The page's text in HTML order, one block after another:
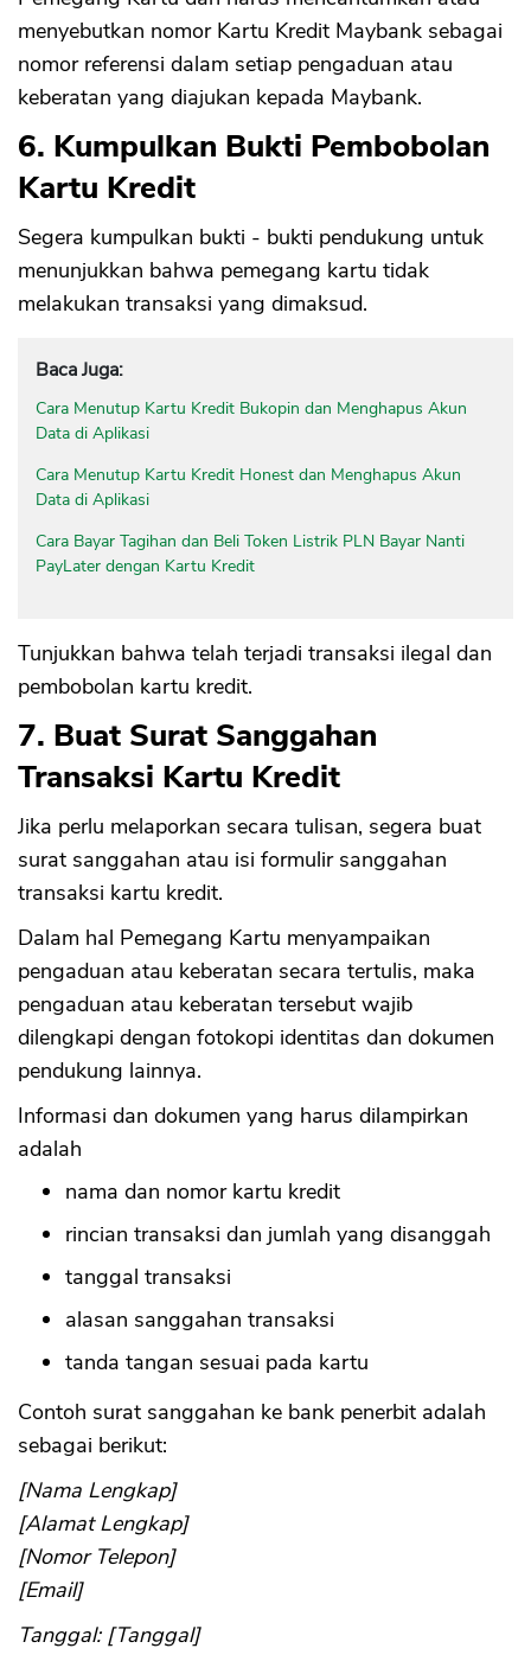
menyebutkan nomor Kartu Kredit Maybank sebagai
nomor referensi dalam setiap pengaduan atau
keberatan yang diajukan kepada Maybank.
6. Kumpulkan Bukti Pembobolan
Kartu Kredit
Segera kumpulkan bukti - bukti pendukung untuk
menunjukkan bahwa pemegang kartu tidak
melakukan transaksi yang dimaksud.
Baca Juga:
Cara Menutup Kartu Kredit Bukopin dan Menghapus Akun
Data di Aplikasi
Cara Menutup Kartu Kredit Honest dan Menghapus Akun
Data di Aplikasi
Cara Bayar Tagihan dan Beli Token Listrik PLN Bayar Nanti
PayLater dengan Kartu Kredit
Tunjukkan bahwa telah terjadi transaksi ilegal dan
pembobolan kartu kredit.
7. Buat Surat Sanggahan
Transaksi Kartu Kredit
Jika perlu melaporkan secara tulisan, segera buat
surat sanggahan atau isi formulir sanggahan
transaksi kartu kredit.
Dalam hal Pemegang Kartu menyampaikan
pengaduan atau keberatan secara tertulis, maka
pengaduan atau keberatan tersebut wajib
dilengkapi dengan fotokopi identitas dan dokumen
pendukung lainnya.
Informasi dan dokumen yang harus dilampirkan
adalah
nama dan nomor kartu kredit
rincian transaksi dan jumlah yang disanggah
tanggal transaksi
alasan sanggahan transaksi
tanda tangan sesuai pada kartu
Contoh surat sanggahan ke bank penerbit adalah
sebagai berikut:
[Nama Lengkap]
[Alamat Lengkap]
[Nomor Telepon]
[Email]
Tanggal: [Tanggal]